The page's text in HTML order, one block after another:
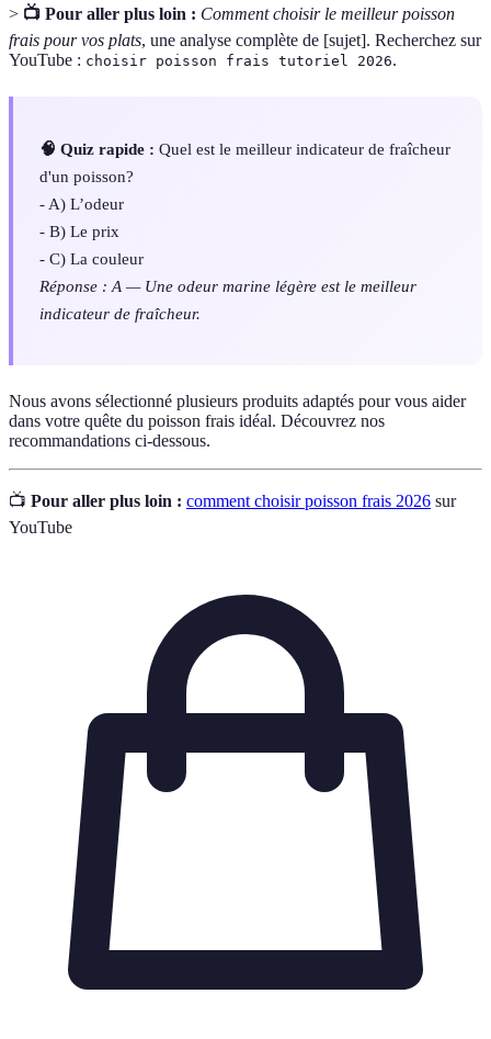
> 📺 Pour aller plus loin : Comment choisir le meilleur poisson
frais pour vos plats, une analyse complète de [sujet]. Recherchez sur
YouTube : choisir poisson frais tutoriel 2026.
🧠 Quiz rapide : Quel est le meilleur indicateur de fraîcheur
d'un poisson?
- A) L’odeur
- B) Le prix
- C) La couleur
Réponse : A — Une odeur marine légère est le meilleur
indicateur de fraîcheur.
Nous avons sélectionné plusieurs produits adaptés pour vous aider
dans votre quête du poisson frais idéal. Découvrez nos
recommandations ci-dessous.
📺 Pour aller plus loin : comment choisir poisson frais 2026 sur
YouTube